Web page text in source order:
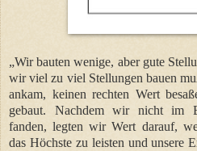
„Wir bauten wenige, aber gute
wir viel zu viel Stellungen bauen
ankam, keinen rechten Wert
gebaut. Nachdem wir nicht im
fanden, legten wir Wert darauf,
das Höchste zu leisten und unsere